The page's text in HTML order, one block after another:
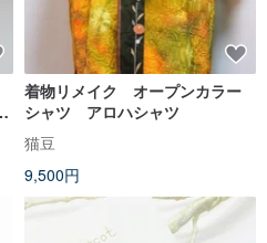
着物リメイク オープンカラー
シャツ アロハシャツ
猫豆
9,500円